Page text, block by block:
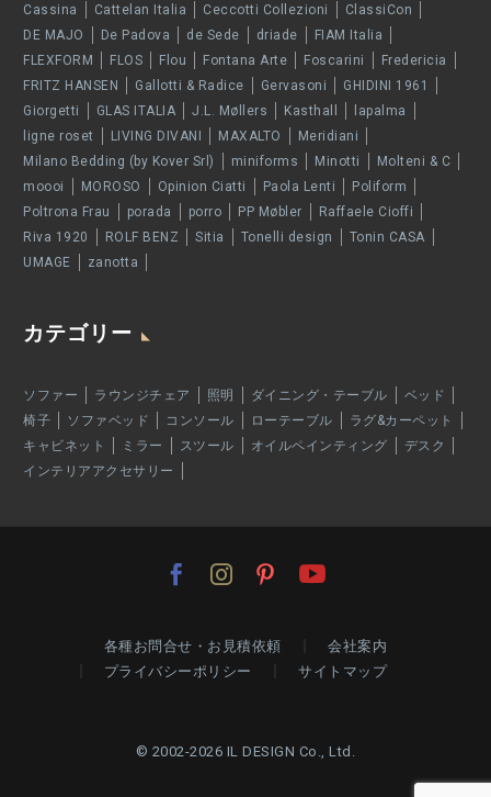
Cassina
Cattelan Italia Ceccotti Collezioni
ClassiCon
DE MAJO
De Padova de Sede driade
FIAM Italia
FLEXFORM
FLOS Flou Fontana Arte Foscarini
Fredericia
FRITZ HANSEN
Gallotti & Radice Gervasoni
GHIDINI 1961
Giorgetti
GLAS ITALIA J.L. Møllers Kasthall
lapalma
ligne roset
LIVING DIVANI MAXALTO
Meridiani
Milano Bedding (by Kover Srl)
miniforms Minotti
Molteni & C
moooi
MOROSO Opinion Ciatti Paola Lenti
Poliform
Poltrona Frau
porada porro PP Møbler
Raffaele Cioffi
Riva 1920
ROLF BENZ Sitia Tonelli design
Tonin CASA
UMAGE
zanotta
カテゴリー
ソファー ラウンジチェア 照明 ダイニング・テーブル
ベッド
椅子
ソファベッド コンソール ローテーブル
ラグ&カーペット
キャビネット
ミラー スツール オイルペインティング
デスク
インテリアアクセサリー
各種お問合せ・お見積依頼
会社案内
プライバシーポリシー
サイトマップ
© 2002-2026 IL DESIGN Co., Ltd.